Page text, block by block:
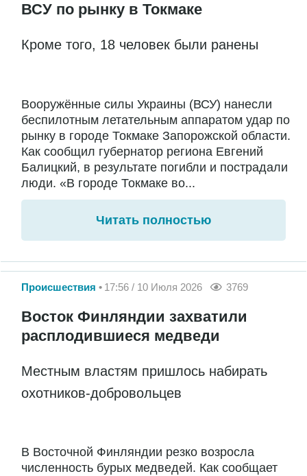
ВСУ по рынку в Токмаке
Кроме того, 18 человек были ранены
Вооружённые силы Украины (ВСУ) нанесли
беспилотным летательным аппаратом удар по
рынку в городе Токмаке Запорожской области.
Как сообщил губернатор региона Евгений
Балицкий, в результате погибли и пострадали
люди. «В городе Токмаке во...
Читать полностью
Происшествия 17:56 / 10 Июля 2026 3769
Восток Финляндии захватили
расплодившиеся медведи
Местным властям пришлось набирать
охотников-добровольцев
В Восточной Финляндии резко возросла
численность бурых медведей. Как сообщает